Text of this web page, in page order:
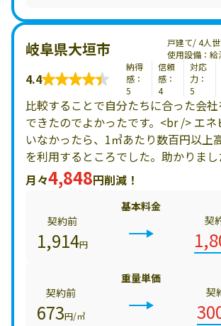
岐阜県大垣市
戸建て/ 4人
使用設備：給
4.4
納得
感：
5
信頼
感：
4
対応
力：
5
比較することで自分たちに合った会
できたのでよかったです。<br /> エネ
いなかったら、1㎥あたり数百円以上
を利用するところでした。助かりまし
月々4,848円削減！
基本料金
契約前
1,914円
契
重量単価
契約前
673円/㎥
契